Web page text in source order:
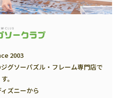
2003
グソーパズル・フレーム専門店で
す。
ズニーから